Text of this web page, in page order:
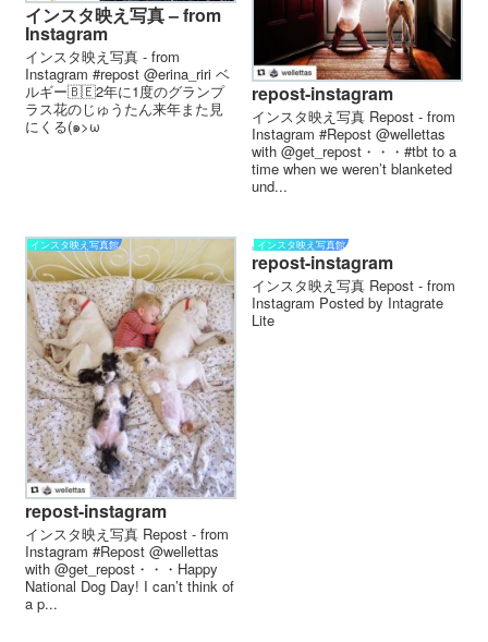
インスタ映え写真 – from
Instagram
インスタ映え写真 - from
Instagram #repost @erina_riri ベ
ルギー🇧🇪2年に1度のグランプ
ラス花のじゅうたん来年また見
にくる(๑>ω
repost-instagram
インスタ映え写真 Repost - from
Instagram #Repost @wellettas
with @get_repost・・・#tbt to a
time when we weren’t blanketed
und...
インスタ映え写真館
repost-instagram
インスタ映え写真 Repost - from
Instagram #Repost @wellettas
with @get_repost・・・Happy
National Dog Day! I can’t think of
a p...
インスタ映え写真館
repost-instagram
インスタ映え写真 Repost - from
Instagram Posted by Intagrate
Lite